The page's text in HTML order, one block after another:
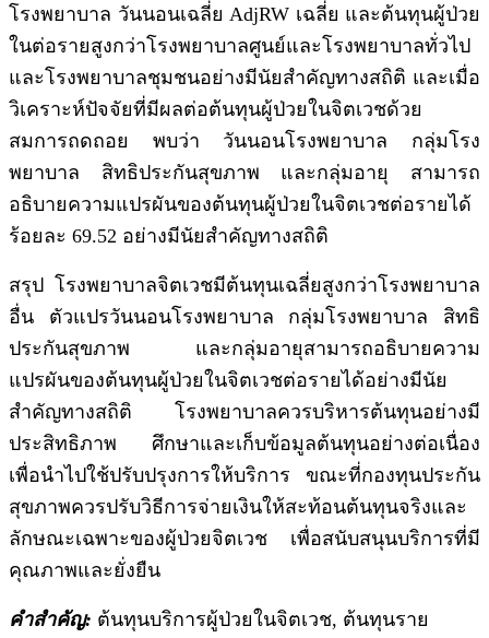
โรงพยาบาล วันนอนเฉลี่ย AdjRW เฉลี่ย และต้นทุนผู้ป่วย
ในต่อรายสูงกว่าโรงพยาบาลศูนย์และโรงพยาบาลทั่วไป
และโรงพยาบาลชุมชนอย่างมีนัยสำคัญทางสถิติ และเมื่อ
วิเคราะห์ปัจจัยที่มีผลต่อต้นทุนผู้ป่วยในจิตเวชด้วย
สมการถดถอย พบว่า วันนอนโรงพยาบาล กลุ่มโรง
พยาบาล สิทธิประกันสุขภาพ และกลุ่มอายุ สามารถ
อธิบายความแปรผันของต้นทุนผู้ป่วยในจิตเวชต่อรายได้
ร้อยละ 69.52 อย่างมีนัยสำคัญทางสถิติ
สรุป โรงพยาบาลจิตเวชมีต้นทุนเฉลี่ยสูงกว่าโรงพยาบาล
อื่น ตัวแปรวันนอนโรงพยาบาล กลุ่มโรงพยาบาล สิทธิ
ประกันสุขภาพ และกลุ่มอายุสามารถอธิบายความ
แปรผันของต้นทุนผู้ป่วยในจิตเวชต่อรายได้อย่างมีนัย
สำคัญทางสถิติ โรงพยาบาลควรบริหารต้นทุนอย่างมี
ประสิทธิภาพ ศึกษาและเก็บข้อมูลต้นทุนอย่างต่อเนื่อง
เพื่อนำไปใช้ปรับปรุงการให้บริการ ขณะที่กองทุนประกัน
สุขภาพควรปรับวิธีการจ่ายเงินให้สะท้อนต้นทุนจริงและ
ลักษณะเฉพาะของผู้ป่วยจิตเวช เพื่อสนับสนุนบริการที่มี
คุณภาพและยั่งยืน
คำสำคัญ: ต้นทุนบริการผู้ป่วยในจิตเวช, ต้นทุนราย